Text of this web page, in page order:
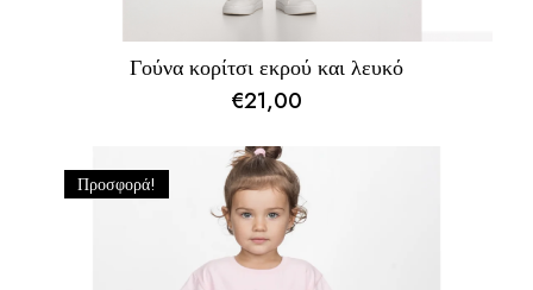
Γούνα κορίτσι εκρού και λευκό
€21,00
Προσφορά!